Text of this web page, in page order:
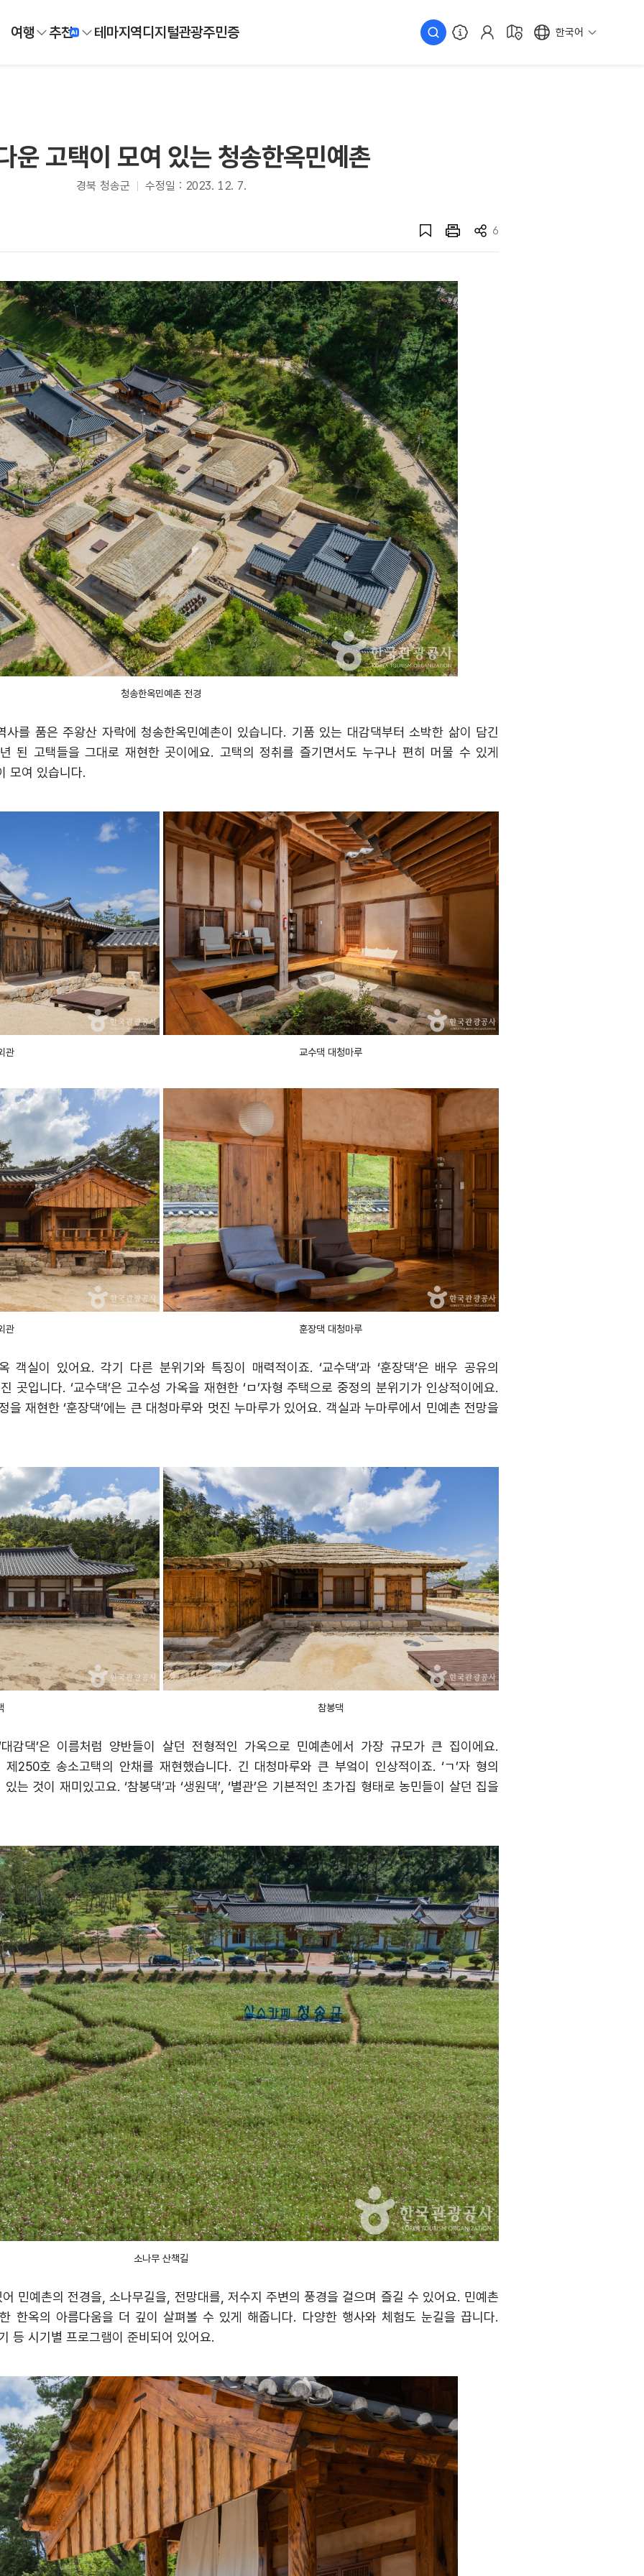
여행 추천 테마지역디지털관광주민증 한국어
운 고택이 모여 있는 청송한옥민예촌
경북 청송군 수정일 : 2023. 12. 7.
6
청송한옥민예촌 전경
를 품은 주왕산 자락에 청송한옥민예촌이 있습니다. 기품 있는 대감댁부터 소박한 삶이 담긴
된 고택들을 그대로 재현한 곳이에요. 고택의 정취를 즐기면서도 누구나 편히 머물 수 있게
모여 있습니다.
관 교수댁 대청마루
관 훈장댁 대청마루
객실이 있어요.각기 다른 분위기와 특징이 매력적이죠. ‘교수댁’과 ‘훈장댁’은 배우 공유의
곳입니다. ‘교수댁’은 고수성 가옥을 재현한 ‘ㅁ’자형 주택으로 중정의 분위기가 인상적이에요.
을 재현한‘훈장댁’에는 큰 대청마루와 멋진 누마루가 있어요. 객실과 누마루에서 민예촌 전망을
참봉댁
대감댁’은 이름처럼 양반들이 살던 전형적인 가옥으로 민예촌에서 가장 규모가 큰 집이에요.
250호 송소고택의 안채를 재현했습니다. 긴 대청마루와 큰 부엌이 인상적이죠. ‘ㄱ’자 형의
는 것이 재미있고요. ‘참봉댁’과 ‘생원댁’, ‘별관’은 기본적인 초가집 형태로 농민들이 살던 집을
소나무 산책길
민예촌의 전경을 ,소나무길을 전망대를 저수지 주변의 풍경을 걸으며 즐길 수 있어요. 민예촌
한옥의 아름다움을 더 깊이 살펴볼 수 있게 해줍니다. 다양한 행사와 체험도 눈길을 끕니다.
등 시기별 프로그램이 준비되어 있어요.